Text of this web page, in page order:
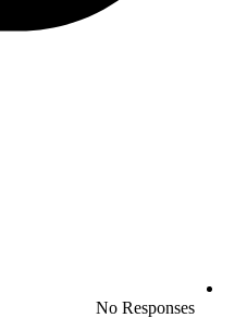
No Responses